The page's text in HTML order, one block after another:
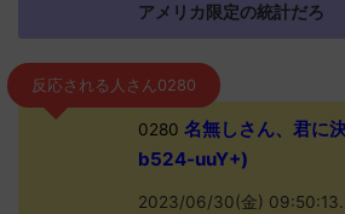
アメリカ限定の統計だろ
反応される人さん0280
0280 名無しさん、君に
b524-uuY+)
2023/06/30(金)